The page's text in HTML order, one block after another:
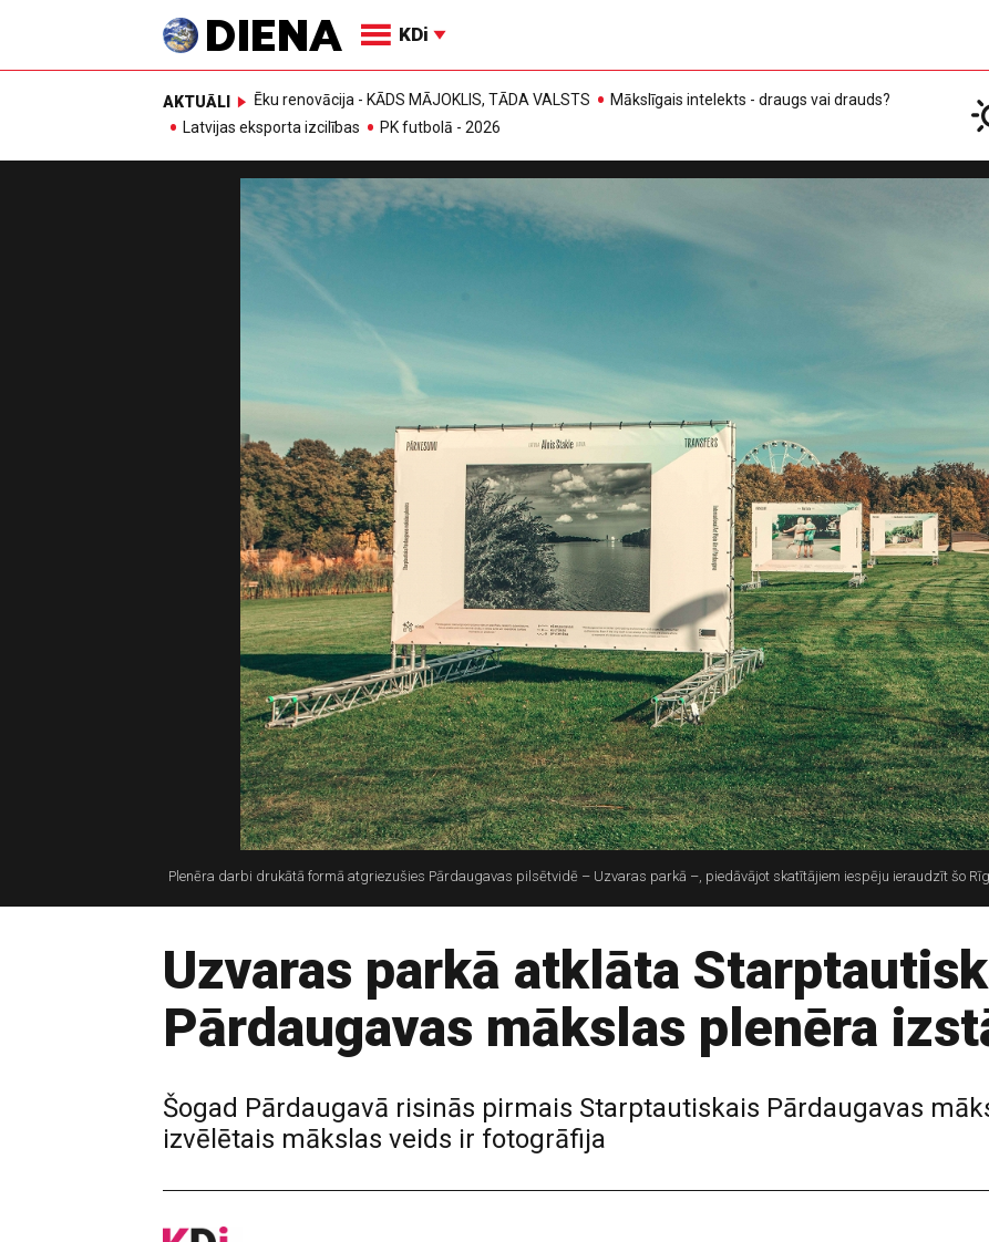
KDi
AKTUĀLI Ēku renovācija - KĀDS MĀJOKLIS, TĀDA VALSTS
Mākslīgais intelekts - draugs vai drauds?
Latvijas eksporta izcilības
PK futbolā - 2026
Plenēra darbi drukātā formā atgriezušies Pārdaugavas pilsētvidē – Uzvaras parkā –, piedāvājot skatītājiem iespēju ieraudzīt šo
Uzvaras parkā atklāta
Pārdaugavas mākslas plenēra
Šogad Pārdaugavā risinās pirmais Starptautiskais Pārdaugavas
izvēlētais mākslas veids ir fotogrāfija